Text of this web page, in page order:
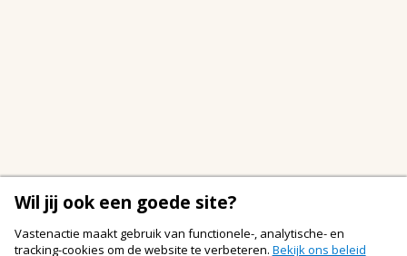
Wil jij ook een goede site?
Vastenactie maakt gebruik van functionele-, analytische- en
tracking-cookies om de website te verbeteren. Bekijk ons beleid